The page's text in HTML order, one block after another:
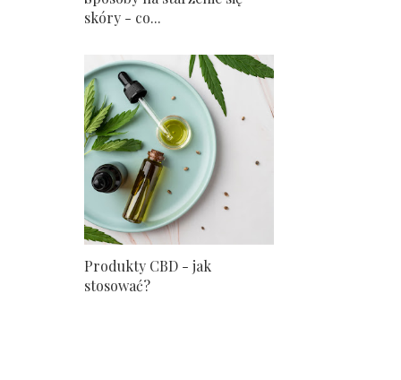
skóry - co...
Produkty CBD - jak
stosować?